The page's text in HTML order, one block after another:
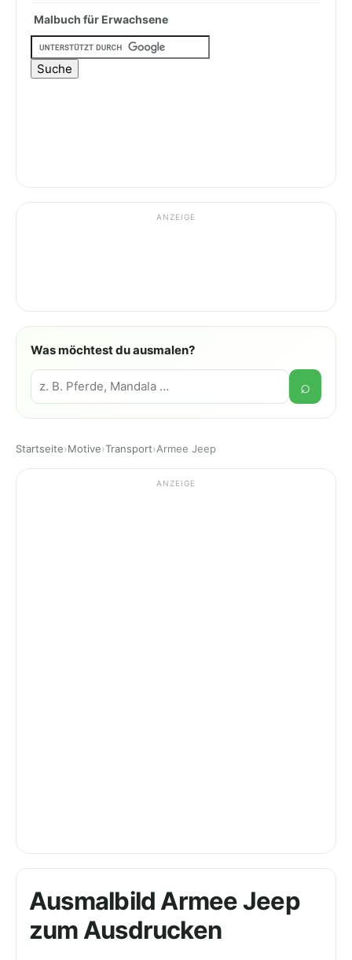
Malbuch für Erwachsene
ANZEIGE
Was möchtest du ausmalen?
Suche
⌕
Startseite›Motive›Transport›Armee Jeep
ANZEIGE
Ausmalbild Armee Jeep
zum Ausdrucken